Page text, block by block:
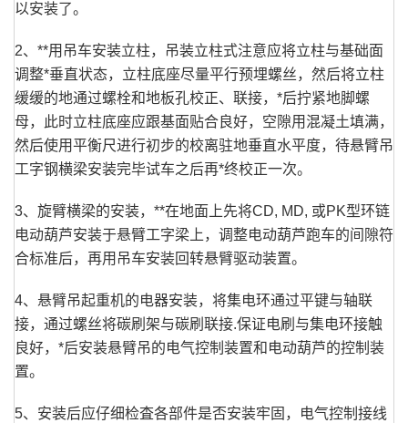
以安装了。
2、**用吊车安装立柱，吊装立柱式注意应将立柱与基础面
调整*垂直状态，立柱底座尽量平行预埋螺丝，然后将立柱
缓缓的地通过螺栓和地板孔校正、联接，*后拧紧地脚螺
母，此时立柱底座应跟基面贴合良好，空隙用混凝土填满，
然后使用平衡尺进行初步的校离驻地垂直水平度，待悬臂吊
工字钢横梁安装完毕试车之后再*终校正一次。
3、旋臂横梁的安装，**在地面上先将CD, MD, 或PK型环链
电动葫芦安装于悬臂工字梁上，调整电动葫芦跑车的间隙符
合标准后，再用吊车安装回转悬臂驱动装置。
4、悬臂吊起重机的电器安装，将集电环通过平键与轴联
接，通过螺丝将碳刷架与碳刷联接.保证电刷与集电环接触
良好，*后安装悬臂吊的电气控制装置和电动葫芦的控制装
置。
5、安装后应仔细检査各部件是否安装牢固，电气控制接线